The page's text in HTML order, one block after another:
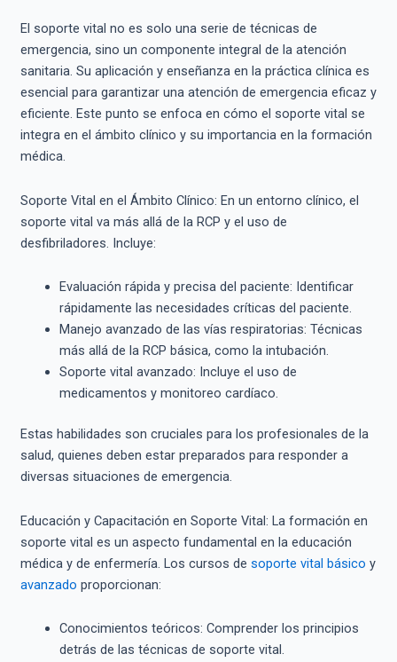
El soporte vital no es solo una serie de técnicas de
emergencia, sino un componente integral de la atención
sanitaria. Su aplicación y enseñanza en la práctica clínica es
esencial para garantizar una atención de emergencia eficaz y
eficiente. Este punto se enfoca en cómo el soporte vital se
integra en el ámbito clínico y su importancia en la formación
médica.
Soporte Vital en el Ámbito Clínico: En un entorno clínico, el
soporte vital va más allá de la RCP y el uso de
desfibriladores. Incluye:
Evaluación rápida y precisa del paciente: Identificar
rápidamente las necesidades críticas del paciente.
Manejo avanzado de las vías respiratorias: Técnicas
más allá de la RCP básica, como la intubación.
Soporte vital avanzado: Incluye el uso de
medicamentos y monitoreo cardíaco.
Estas habilidades son cruciales para los profesionales de la
salud, quienes deben estar preparados para responder a
diversas situaciones de emergencia.
Educación y Capacitación en Soporte Vital: La formación en
soporte vital es un aspecto fundamental en la educación
médica y de enfermería. Los cursos de soporte vital básico y
avanzado proporcionan:
Conocimientos teóricos: Comprender los principios
detrás de las técnicas de soporte vital.